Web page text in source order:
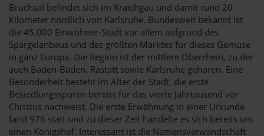
Bruchsal befindet sich im Kraichgau und damit rund 20
Kilometer nördlich von Karlsruhe. Bundesweit bekannt ist
die 45.000 Einwohner-Stadt vor allem aufgrund des
Spargelanbaus und des größten Marktes für dieses Gemüse
in ganz Europa. Die Region ist der mittlere Oberrhein, zu der
auch Baden-Baden, Rastatt sowie Karlsruhe gehören. Eine
Besonderheit besteht im Alter der Stadt, die erste
Besiedlungsspuren bereits für das vierte Jahrtausend vor
Christus nachweist. Die erste Erwähnung in einer Urkunde
fand 976 statt und zu dieser Zeit handelte es sich bereits um
einen Königshof. Interessant ist die Namensverwandschaft